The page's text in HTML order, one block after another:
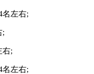
名左右;
;
右;
名左右;